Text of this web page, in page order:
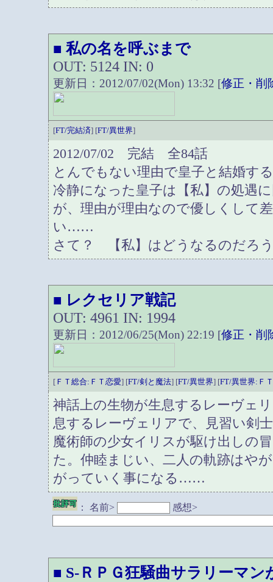
■ 私の名を呼ぶまで
OUT: 5124 IN: 0
更新日：2012/07/02(Mon) 13:32 [修正・削
[FT/完結済] [FT/異世界]
2012/07/02 完結 全84話
とんでもない理由で皇子と結婚す
冷静になった皇子は【私】の処遇
が、理由が理由なので優しくして
い……
さて？ 【私】はどうなるのだろ
■ レクセリア戦記
OUT: 4961 IN: 1994
更新日：2012/06/25(Mon) 22:19 [修正・削
[ ＦＴ総合:ＦＴ恋愛] [FT/剣と魔法] [FT/異世界] [FT/異世界:Ｆ
神話上の生物が生息するレーヴェ
息するレーヴェリアで、見習い剣
魔術師の少女イリスが駆け出しの
た。仲睦まじい、二人の軌跡はや
がっていく事になる……
：名前> 感想>
■ S-ＲＰＧ狂騒曲サラリーマン